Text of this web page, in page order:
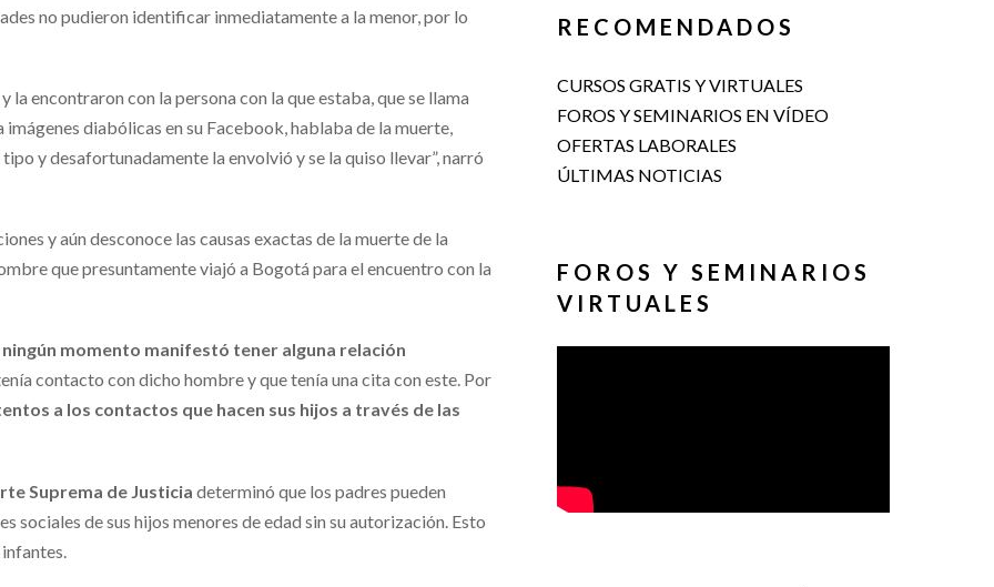
no pudieron identificar inmediatamente a la menor, por lo
la encontraron con la persona con la que estaba, que se llama
imágenes diabólicas en su Facebook, hablaba de la muerte,
y desafortunadamente la envolvió y se la quiso llevar”, narró
y aún desconoce las causas exactas de la muerte de la
que presuntamente viajó a Bogotá para el encuentro con la
ningún momento manifestó tener alguna relación
contacto con dicho hombre y que tenía una cita con este. Por
a los contactos que hacen sus hijos a través de las
Suprema de Justicia determinó que los padres pueden
sociales de sus hijos menores de edad sin su autorización. Esto
RECOMENDADOS
CURSOS GRATIS Y VIRTUALES
FOROS Y SEMINARIOS EN VÍDEO
OFERTAS LABORALES
ÚLTIMAS NOTICIAS
FOROS Y SEMINARIOS
VIRTUALES